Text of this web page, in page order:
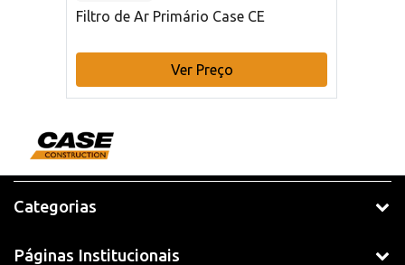
Filtro de Ar Primário Case CE
Ver Preço
Categorias
Páginas Institucionais